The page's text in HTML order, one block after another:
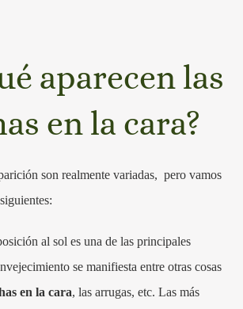
aparecen las
en la cara?
son realmente variadas, pero vamos
al sol es una de las principales
se manifiesta entre otras cosas
en la cara, las arrugas, etc. Las más